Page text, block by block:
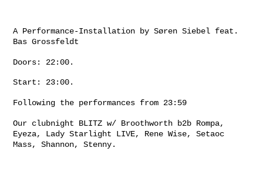
A Performance-Installation by Søren Siebel feat.
Bas Grossfeldt
Doors: 22:00.
Start: 23:00.
Following the performances from 23:59
Our clubnight BLITZ w/ Broothworth b2b Rompa,
Eyeza, Lady Starlight LIVE, Rene Wise, Setaoc
Mass, Shannon, Stenny.